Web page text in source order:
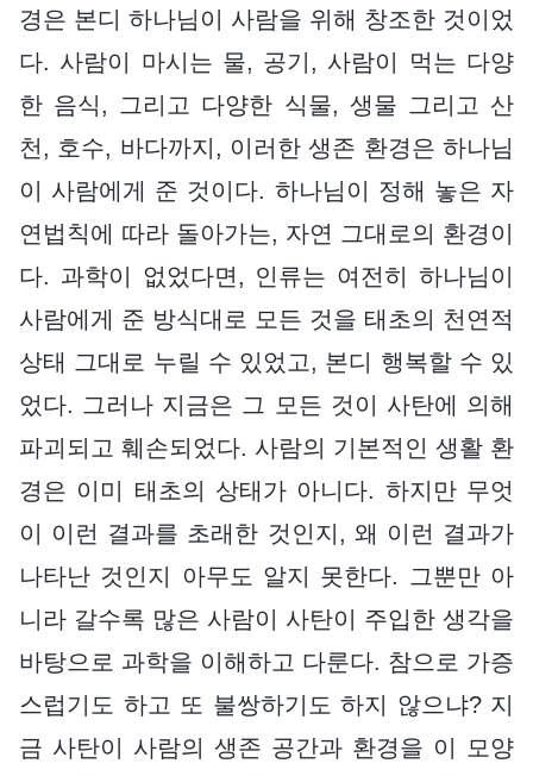
경은 본디 하나님이 사람을 위해 창조한 것이었
다. 사람이 마시는 물, 공기, 사람이 먹는 다양
한 음식, 그리고 다양한 식물, 생물 그리고 산
천, 호수, 바다까지, 이러한 생존 환경은 하나님
이 사람에게 준 것이다. 하나님이 정해 놓은 자
연법칙에 따라 돌아가는, 자연 그대로의 환경이
다. 과학이 없었다면, 인류는 여전히 하나님이
사람에게 준 방식대로 모든 것을 태초의 천연적
상태 그대로 누릴 수 있었고, 본디 행복할 수 있
었다. 그러나 지금은 그 모든 것이 사탄에 의해
파괴되고 훼손되었다. 사람의 기본적인 생활 환
경은 이미 태초의 상태가 아니다. 하지만 무엇
이 이런 결과를 초래한 것인지, 왜 이런 결과가
나타난 것인지 아무도 알지 못한다. 그뿐만 아
니라 갈수록 많은 사람이 사탄이 주입한 생각을
바탕으로 과학을 이해하고 다룬다. 참으로 가증
스럽기도 하고 또 불쌍하기도 하지 않으냐? 지
금 사탄이 사람의 생존 공간과 환경을 이 모양